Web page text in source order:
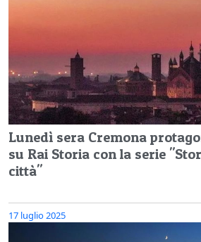
Lunedì sera Cremona
su Rai Storia con la serie
città"
17 luglio 2025